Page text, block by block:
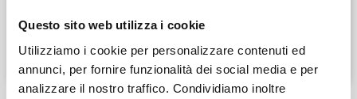
Questo sito web utilizza i cookie
Utilizziamo i cookie per personalizzare contenuti ed
annunci, per fornire funzionalità dei social media e per
analizzare il nostro traffico. Condividiamo inoltre
Cerca